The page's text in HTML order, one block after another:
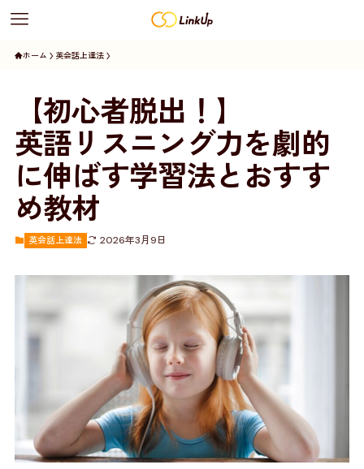
ホーム 英会話上達法
【初心者脱出！】
英語リスニング力を劇的
に伸ばす学習法とおすす
め教材
英会話上達法 2026年3月9日